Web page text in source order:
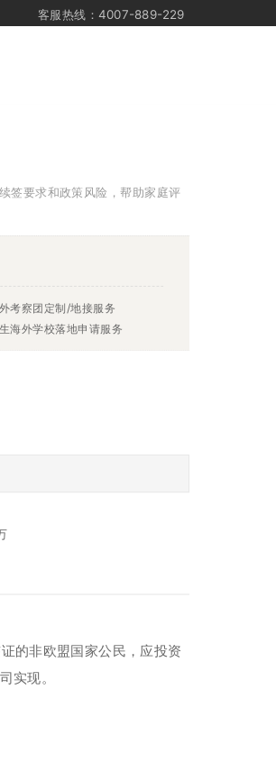
客服热线：4007-889-229
签要求和政策风险，帮助家庭评
考察团定制/地接服务
海外学校落地申请服务
的非欧盟国家公民，应投资
实现。